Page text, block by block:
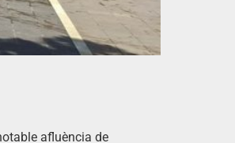
afluència de